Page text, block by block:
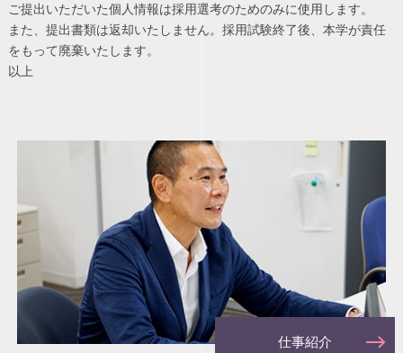
ご提出いただいた個人情報は採用選考のためのみに使用します。
また、提出書類は返却いたしません。採用試験終了後、本学が責任
をもって廃棄いたします。
以上
仕事紹介